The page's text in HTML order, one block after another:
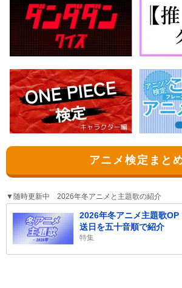
アニメ検定まと
▼随時更新中 2026年冬アニメと主題歌の紹介
2026年冬アニメ主題歌OP
送日を五十音順で紹介
特集